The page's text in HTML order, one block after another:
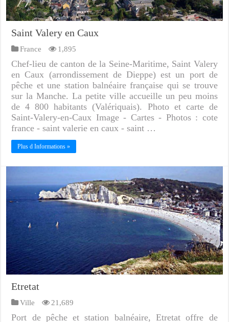
Saint Valery en Caux
France 1,895
Chef-lieu de canton de la Seine-Maritime, Saint Valery
en Caux (arrondissement de Dieppe) est un port de
pêche et une station balnéaire française qui se trouve
sur la Manche. La petite ville accueille un peu moins
de 4 800 habitants (Valériquais). Photo et carte de
Saint-Valery-en-Caux Image - Cartes - Photos : cote
france - saint valerie en caux - saint …
Plus d Informations »
Etretat
Ville 21,689
Port de pêche et station balnéaire, Etretat offre de